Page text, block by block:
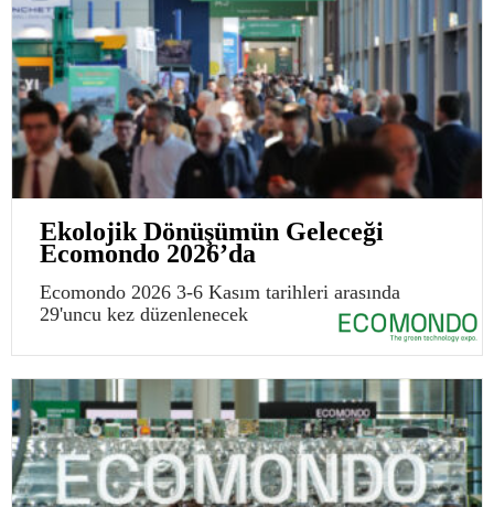
Ekolojik Dönüşümün Geleceği
Ecomondo 2026’da
Ecomondo 2026 3-6 Kasım tarihleri arasında
29'uncu kez düzenlenecek